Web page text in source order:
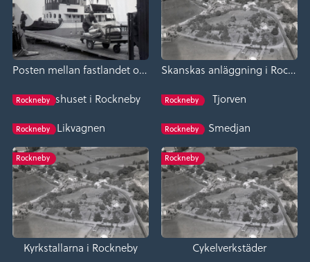
Posten mellan fastlandet och Öland Skanskas anläggning i Rockneby
Rockneby
Stationshuset i Rockneby Rockneby Tjorven
Rockneby Likvagnen Rockneby Smedjan
Rockneby
Kyrkstallarna i Rockneby
Rockneby
Cykelverkstäder